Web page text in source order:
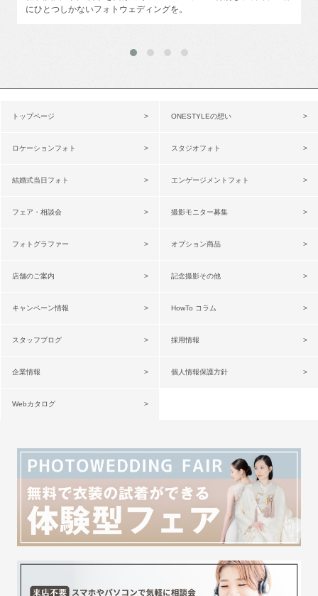
にひとつしかないフォトウェディングを。
トップページ ONESTYLEの想い
ロケーションフォト スタジオフォト
結婚式当日フォト エンゲージメントフォト
フェア・相談会 撮影モニター募集
フォトグラファー オプション商品
店舗のご案内 記念撮影その他
キャンペーン情報 HowTo コラム
スタッフブログ 採用情報
企業情報 個人情報保護方針
Webカタログ